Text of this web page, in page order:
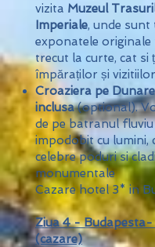
vizita Muzeul
Imperiale, unde sunt
exponatele
trecut la curte, cat si
împăraților și vizitiilor
Croaziera pe
inclusa(optional).
de pe batranul
impodobit cu lumini,
celebre poduri si
monumentale
Cazare hotel 3* in
Ziua 4 - Budapesta-
(cazare)